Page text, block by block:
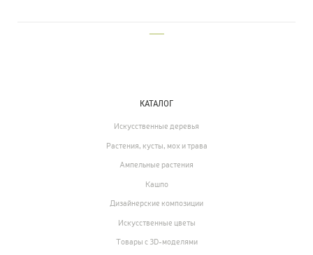
КАТАЛОГ
Искусственные деревья
Растения, кусты, мох и трава
Ампельные растения
Кашпо
Дизайнерские композиции
Искусственные цветы
Товары с 3D-моделями